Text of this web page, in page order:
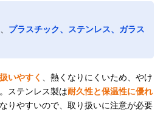
プラスチック、ステンレス、ガラス
いやすく
、熱くなりにくいため、やけ
ステンレス製は耐久性と保温性に優れ
りやすいので、取り扱いに注意が必要